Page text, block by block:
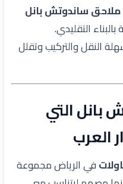
ساندوتش بانل
التقليدي.
النقل والتركيب وتقلل
بانل التي
العرب
في الرياض مجموعة